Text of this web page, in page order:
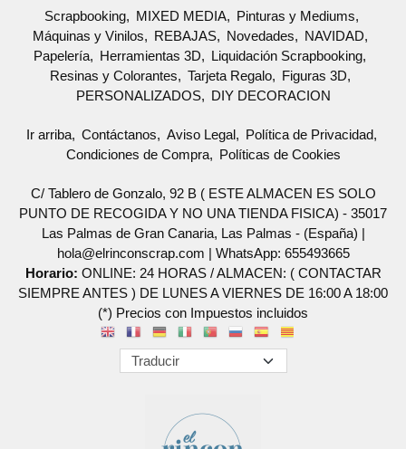
Scrapbooking MIXED MEDIA
Pinturas y Mediums
Máquinas y Vinilos
REBAJAS Novedades
NAVIDAD
Papelería
Herramientas 3D
Liquidación Scrapbooking
Resinas y Colorantes
Tarjeta Regalo
Figuras 3D
PERSONALIZADOS
DIY DECORACION
Ir arriba Contáctanos Aviso Legal
Política de Privacidad
Condiciones de Compra
Políticas de Cookies
C/ Tablero de Gonzalo, 92 B ( ESTE ALMACEN ES SOLO
PUNTO DE RECOGIDA Y NO UNA TIENDA FISICA) - 35017
Las Palmas de Gran Canaria, Las Palmas - (España) |
hola@elrinconscrap.com | WhatsApp: 655493665
Horario: ONLINE: 24 HORAS / ALMACEN: ( CONTACTAR
SIEMPRE ANTES ) DE LUNES A VIERNES DE 16:00 A 18:00
(*) Precios con Impuestos incluidos